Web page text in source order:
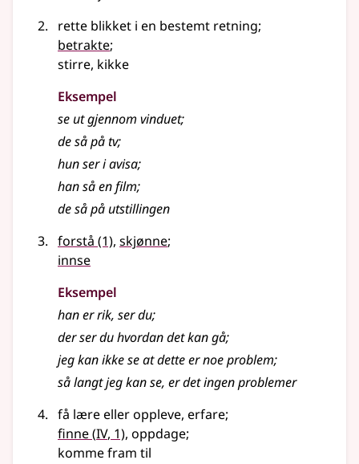
rette blikket i en bestemt retning;
betrakte;
stirre, kikke
Eksempel
se ut gjennom vinduet;
de så på tv;
hun ser i avisa;
han så en film;
de så på utstillingen
forstå (1), skjønne;
innse
Eksempel
han er rik, ser du;
der ser du hvordan det kan gå;
jeg kan ikke se at dette er noe problem;
så langt jeg kan se, er det ingen problemer
få lære eller oppleve, erfare;
finne(4
IV, 1), oppdage;
komme fram til